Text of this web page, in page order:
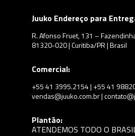
Juuko Endereço para
R. Afonso Fruet, 131 –
81320-020 | Curitiba/PR | Brasil
Comercial:
+55 41 3995.2154 | +55 41
vendas@juuko.com.br |
Plantão:
ATENDEMOS TODO O